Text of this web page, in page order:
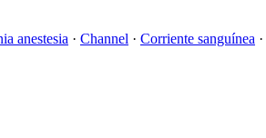
anestesia · Channel · Corriente sanguínea ·